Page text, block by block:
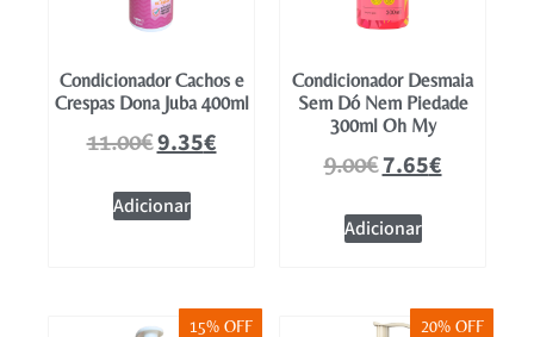
Condicionador Cachos e
Crespas Dona Juba 400ml
11.00€9.35€
Adicionar
Condicionador Desmaia
Sem Dó Nem Piedade
300ml Oh My
9.00€7.65€
Adicionar
15% OFF 20% OFF